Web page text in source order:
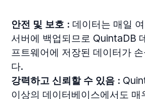
안전 및 보호 : 데이터는 매일
서버에 백업되므로 QuintaDB
프트웨어에 저장된 데이터가
다.
강력하고 신뢰할 수 있음 :
이상의 데이터베이스에서도 매